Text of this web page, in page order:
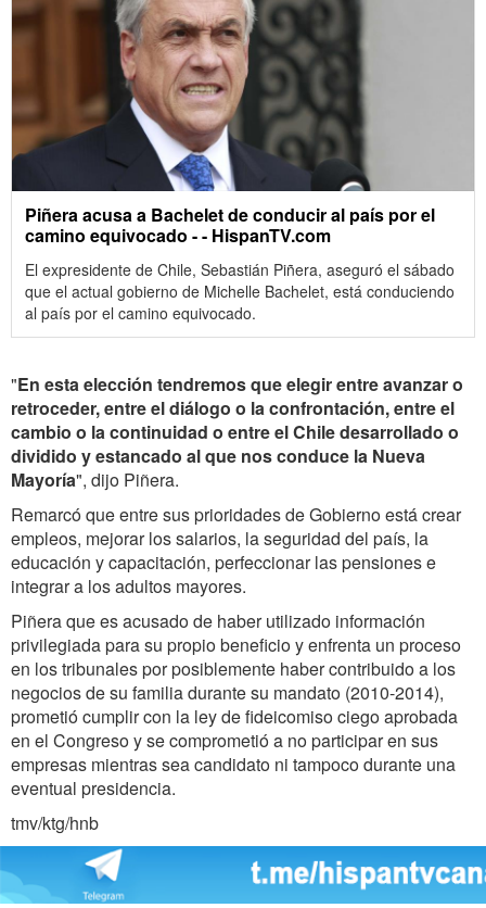
Piñera acusa a Bachelet de conducir al país por el
camino equivocado - - HispanTV.com
El expresidente de Chile, Sebastián Piñera, aseguró el sábado
que el actual gobierno de Michelle Bachelet, está conduciendo
al país por el camino equivocado.
"En esta elección tendremos que elegir entre avanzar o
retroceder, entre el diálogo o la confrontación, entre el
cambio o la continuidad o entre el Chile desarrollado o
dividido y estancado al que nos conduce la Nueva
Mayoría", dijo Piñera.
Remarcó que entre sus prioridades de Gobierno está crear
empleos, mejorar los salarios, la seguridad del país, la
educación y capacitación, perfeccionar las pensiones e
integrar a los adultos mayores.
Piñera que es acusado de haber utilizado información
privilegiada para su propio beneficio y enfrenta un proceso
en los tribunales por posiblemente haber contribuido a los
negocios de su familia durante su mandato (2010-2014),
prometió cumplir con la ley de fideicomiso ciego aprobada
en el Congreso y se comprometió a no participar en sus
empresas mientras sea candidato ni tampoco durante una
eventual presidencia.
tmv/ktg/hnb